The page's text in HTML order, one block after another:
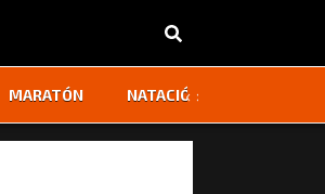
MARATÓN NATACIÓN
‹ ›